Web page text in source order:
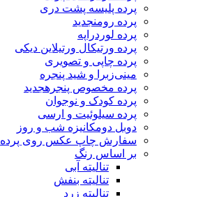
پرده پلیسه پشت دری
پرده رومنجدید
پرده لوردراپه
پرده ورتیکال ورتیلاین دیکی
پرده چاپی و تصویری
مینی‌زبرا و شید پنجره
پرده مخصوص پنجرهجدید
پرده کودک و نوجوان
پرده سیلوئیت و ارسی
دوبل دومکانیزه شب و روز
سفارش چاپ عکس روی پرده
بر اساس رنگ
تنالیته آبی
تنالیته بنفش
تنالیته زرد